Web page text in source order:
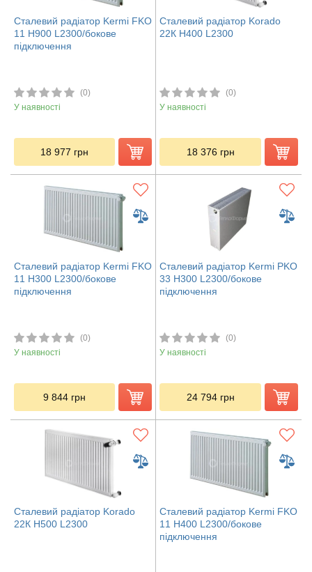
Сталевий радіатор Kermi FKO
11 H900 L2300/бокове
підключення
(0)
У наявності
18 977 грн
Сталевий радіатор Korado
22К H400 L2300
(0)
У наявності
18 376 грн
Сталевий радіатор Kermi FKO
11 H300 L2300/бокове
підключення
(0)
У наявності
9 844 грн
Сталевий радіатор Kermi PKO
33 H300 L2300/бокове
підключення
(0)
У наявності
24 794 грн
Сталевий радіатор Korado
22К H500 L2300
Сталевий радіатор Kermi FKO
11 H400 L2300/бокове
підключення